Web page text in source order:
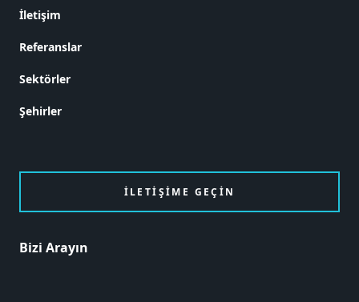
İletişim
Referanslar
Sektörler
Şehirler
İLETIŞIME GEÇIN
Bizi Arayın